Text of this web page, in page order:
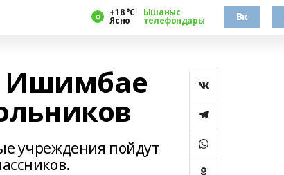
+18 °С
Ясно
Ышаныс
телефондары Вк
Ишимбае
учреждения пойдут